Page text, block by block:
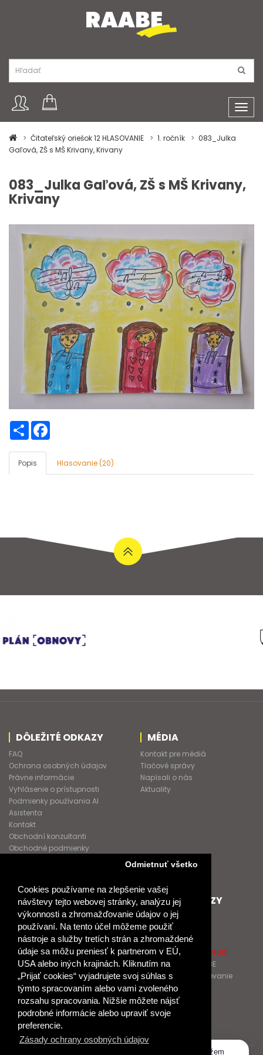
Cookies používame na zlepšenie vašej
návštevy tejto webovej stránky, analýzu jej
výkonnosti a zhromažďovanie údajov o jej
používaní. Na tento účel môžeme použiť
nástroje a služby tretích strán a zhromaždené
údaje sa môžu preniesť k partnerom v EÚ,
USA alebo iných krajinách. Kliknutím na
„Prijať cookies“ vyjadrujete svoj súhlas s
týmto spracovaním alebo vami zvoleného
rozsahu spracovania. Nižšie môžete nájsť
podrobné informácie alebo upraviť svoje
preferencie.
Zásady ochrany osobných údajov
Odmietnuť všetko
Čitateľský oriešok 12 HLASOVANIE
1. ročník
083_Julka
Gaľová, ZŠ s MŠ Krivany, Krivany
083_Julka Gaľová, ZŠ s MŠ Krivany,
Krivany
Zdieľaj
Popis Hlasovanie (20)
DÔLEŽITÉ ODKAZY
FAQ
Ochrana osobných údajov
Právne informácie
Vyhlásenie o prístupnosti
Podmienky používania AI
Asistenta
Kontakt
Obchodní konzultanti
Obchodné podmienky
MÉDIA
Kontakt pre médiá
Tlačové správy
Napísali o nás
Aktuality
SPOLUPRACUJEME
Podporujeme
Naše projekty
Spolupracujeme
Pošlite nám správu
ĎALŠIE ODKAZY
O Raabe
O Klett
Naši autori
Certifikát kvality ISO 9001
Klientska zóna RAABE
Katalógy na prelistovanie
NÁKUP
Odstúpiť od zmluvy
Dobrý deň, ako vám môžem